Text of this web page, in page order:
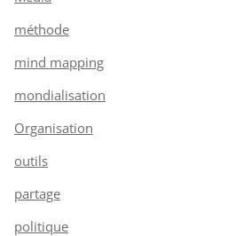
méthode
mind mapping
mondialisation
Organisation
outils
partage
politique